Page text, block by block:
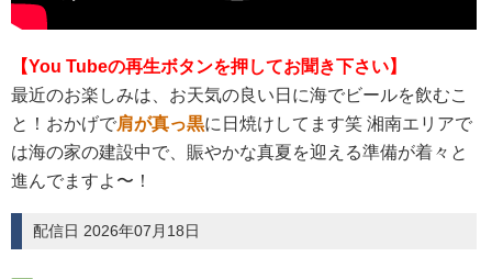
【You Tubeの再生ボタンを押してお聞き下さい】
最近のお楽しみは、お天気の良い日に海でビールを飲むこ
と！おかげで肩が真っ黒に日焼けしてます笑 湘南エリアで
は海の家の建設中で、賑やかな真夏を迎える準備が着々と
進んでますよ〜！
配信日 2026年07月18日